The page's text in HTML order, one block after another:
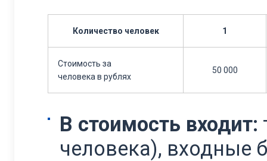
Количество человек 1
Стоимость за
человека в рублях
50 000
В стоимость входит:
человека), входные